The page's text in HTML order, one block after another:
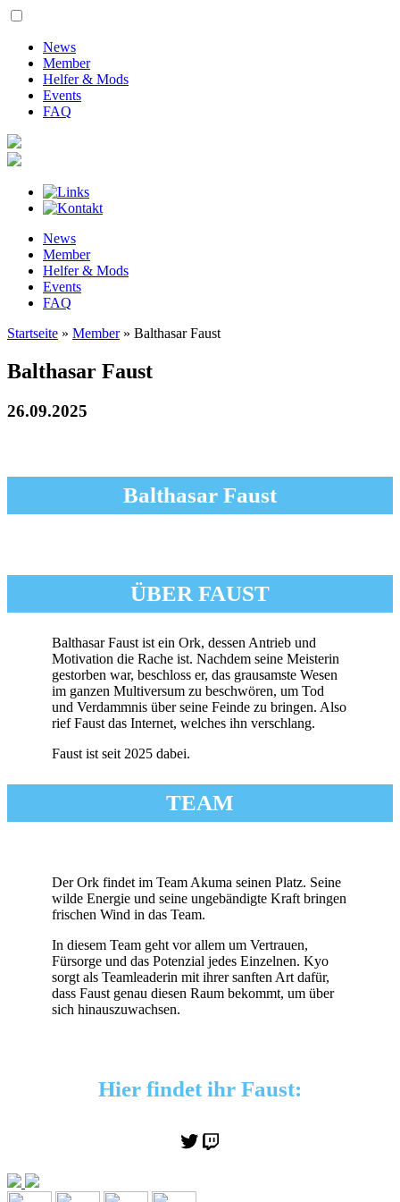
News
Member
Helfer & Mods
Events
FAQ
News
Member
Helfer & Mods
Events
FAQ
Startseite » Member» Balthasar Faust
Balthasar Faust
26.09.2025
Balthasar Faust
ÜBER FAUST
Balthasar Faust ist ein Ork, dessen Antrieb und
Motivation die Rache ist. Nachdem seine Meisterin
gestorben war, beschloss er, das grausamste Wesen
im ganzen Multiversum zu beschwören, um Tod
und Verdammnis über seine Feinde zu bringen. Also
rief Faust das Internet, welches ihn verschlang.
Faust ist seit 2025 dabei.
TEAM
Der Ork findet im Team Akuma seinen Platz. Seine
wilde Energie und seine ungebändigte Kraft bringen
frischen Wind in das Team.
In diesem Team geht vor allem um Vertrauen,
Fürsorge und das Potenzial jedes Einzelnen. Kyo
sorgt als Teamleaderin mit ihrer sanften Art dafür,
dass Faust genau diesen Raum bekommt, um über
sich hinauszuwachsen.
Hier findet ihr Faust:
Twitter
Twitch